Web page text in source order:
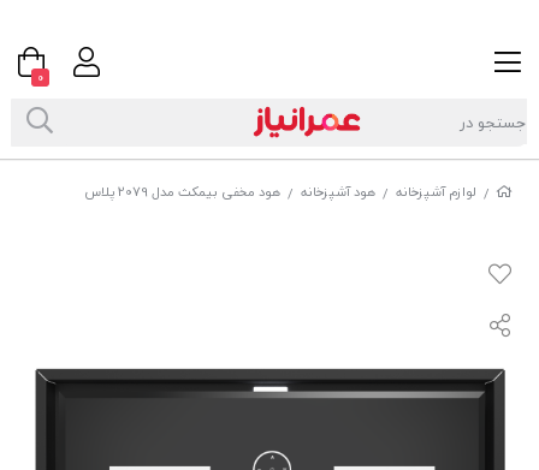
/ لوازم آشپزخانه / هود آشپزخانه / هود مخفی بیمکث مدل 2079 پلاس
0